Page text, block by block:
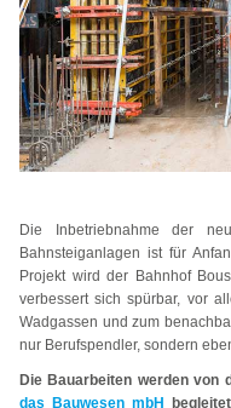
Die Inbetriebnahme der
Bahnsteiganlagen ist für
Projekt wird der Bahnhof
verbessert sich spürbar, vor
Wadgassen und zum
nur Berufspendler, sondern
Die Bauarbeiten werden von
das Bauwesen mbH